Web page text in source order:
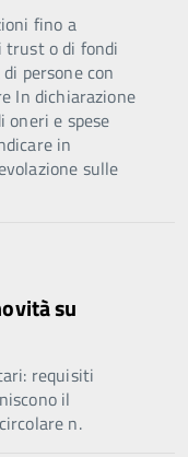
fino a
o di fondi
persone con
In dichiarazione
oneri e spese
in
sulle
su
requisiti
il
n.